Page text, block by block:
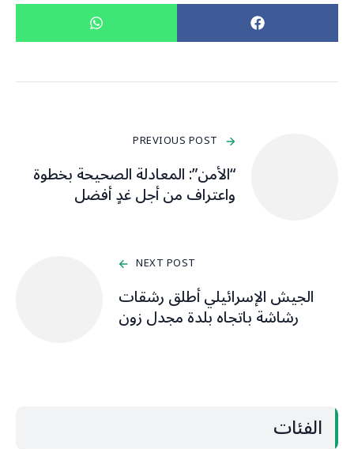
PREVIOUS POST
“الأمن”: المعادلة الصحيحة بخطوة
واعتراف من أجل غدٍ أفضل
NEXT POST
الجيش الإسرائيلي أطلق رشقات
رشاشة باتجاه بلدة مجدل زون
الفئات